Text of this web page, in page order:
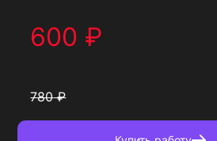
600 ₽
780₽